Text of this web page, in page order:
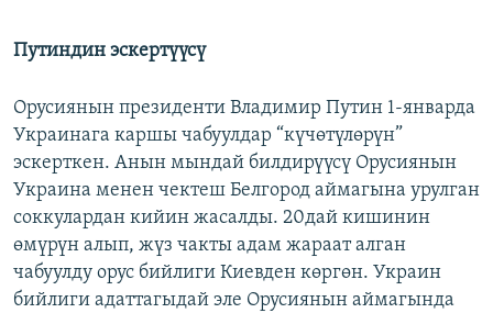
Путиндин эскертүүсү
Орусиянын президенти Владимир Путин 1-январда
Украинага каршы чабуулдар “күчөтүлөрүн”
эскерткен. Анын мындай билдирүүсү Орусиянын
Украина менен чектеш Белгород аймагына урулган
соккулардан кийин жасалды. 20дай кишинин
өмүрүн алып, жүз чакты адам жараат алган
чабуулду орус бийлиги Киевден көргөн. Украин
бийлиги адаттагыдай эле Орусиянын аймагында